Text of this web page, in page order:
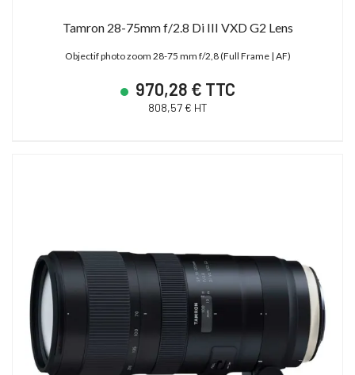
Tamron 28-75mm f/2.8 Di III VXD G2 Lens
Objectif photo zoom 28-75 mm f/2,8 (Full Frame | AF)
970,28 € TTC
808,57 € HT